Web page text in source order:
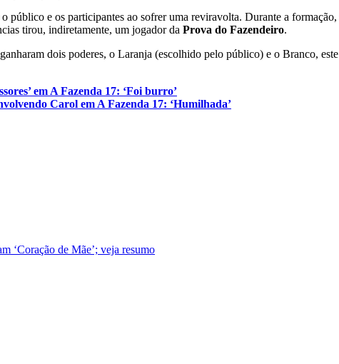
o público e os participantes ao sofrer uma reviravolta. Durante a
tirou, indiretamente, um jogador da Prova do Fazendeiro.
dois poderes, o Laranja (escolhido pelo público) e o Branco,
em A Fazenda 17: ‘Foi burro’
Carol em A Fazenda 17: ‘Humilhada’
‘Coração de Mãe’; veja resumo